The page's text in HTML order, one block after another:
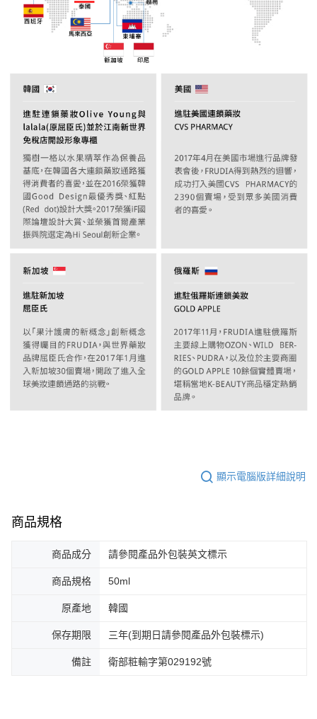
顯示電腦版詳細說明
商品規格
商品成分 請參閱產品外包裝英文標示
商品規格 50ml
原產地 韓國
保存期限 三年(到期日請參閱產品外包裝標示)
備註 衛部粧輸字第029192號